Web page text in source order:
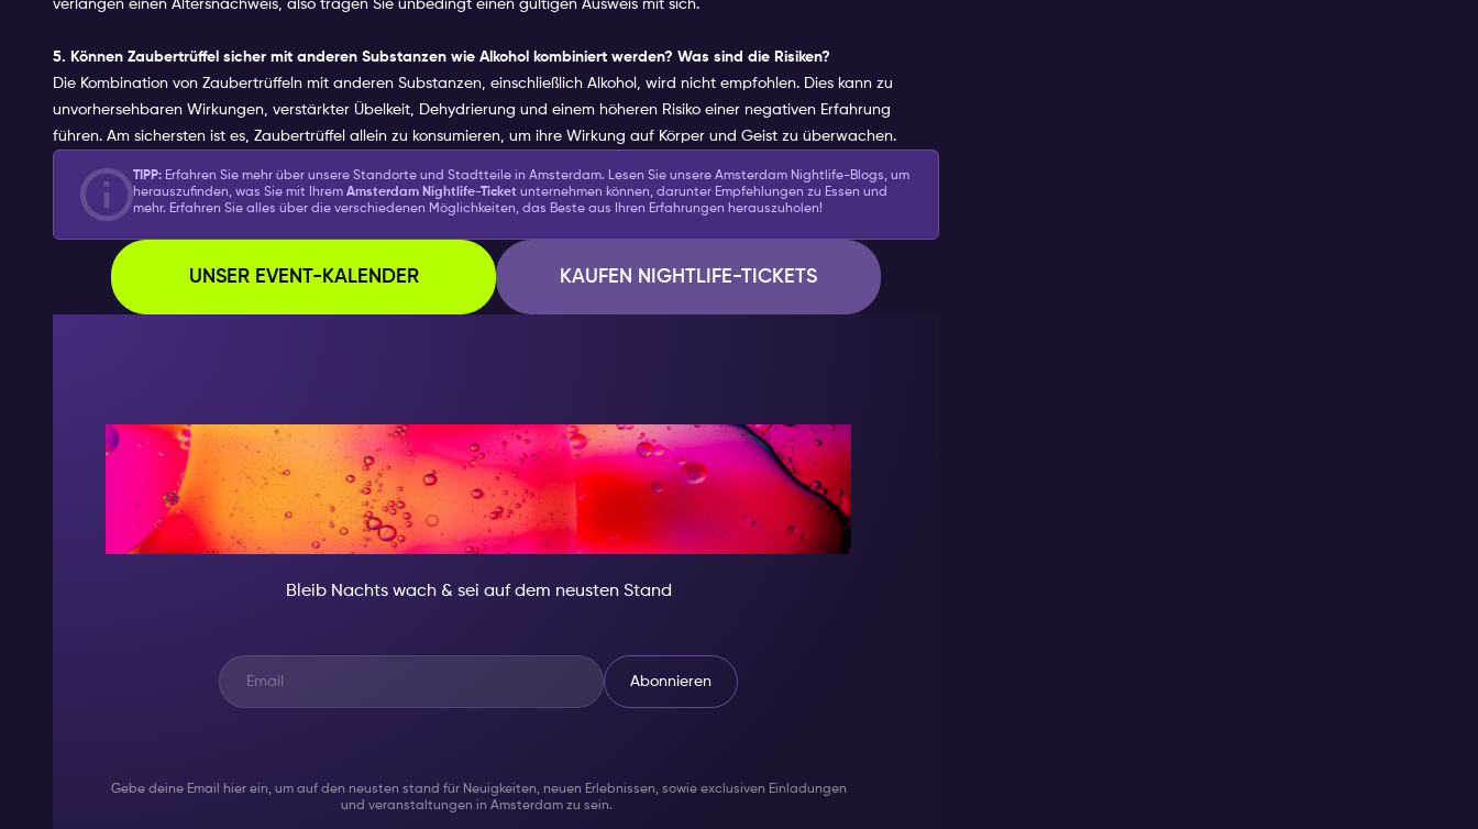
verlangen einen Altersnachweis, also tragen Sie unbedingt einen gültigen Ausweis mit sich.
5. Können Zaubertrüffel sicher mit anderen Substanzen wie Alkohol kombiniert werden? Was sind die Risiken?
Die Kombination von Zaubertrüffeln mit anderen Substanzen, einschließlich Alkohol, wird nicht empfohlen. Dies kann zu
unvorhersehbaren Wirkungen, verstärkter Übelkeit, Dehydrierung und einem höheren Risiko einer negativen Erfahrung
führen. Am sichersten ist es, Zaubertrüffel allein zu konsumieren, um ihre Wirkung auf Körper und Geist zu überwachen.
TIPP: Erfahren Sie mehr über unsere Standorte und Stadtteile in Amsterdam. Lesen Sie unsere Amsterdam Nightlife-Blogs, um
herauszufinden, was Sie mit Ihrem Amsterdam Nightlife-Ticket unternehmen können, darunter Empfehlungen zu Essen und
mehr. Erfahren Sie alles über die verschiedenen Möglichkeiten, das Beste aus Ihren Erfahrungen herauszuholen!
UNSER EVENT-KALENDER KAUFEN NIGHTLIFE-TICKETS
IN DER NACHT, SEI JEMAND
BESONDERES
Bleib Nachts wach & sei auf dem neusten Stand
Abonnieren
Gebe deine Email hier ein, um auf den neusten stand für Neuigkeiten, neuen Erlebnissen, sowie exclusiven Einladungen
und veranstaltungen in Amsterdam zu sein.